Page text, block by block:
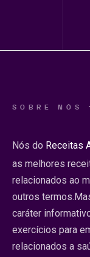
SOBRE NÓS
Nós do Receitas
as melhores
relacionados ao
outros
caráter
exercícios para
relacionados a